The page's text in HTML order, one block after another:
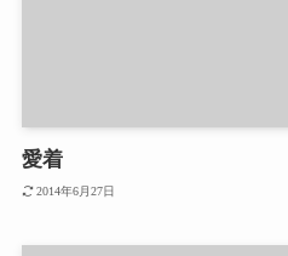
愛着
2014年6月27日